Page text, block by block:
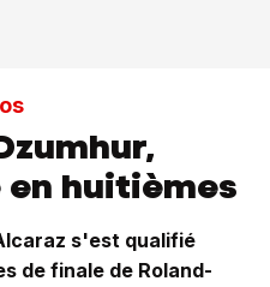
huitièmes
s'est qualifié
de finale de Roland-